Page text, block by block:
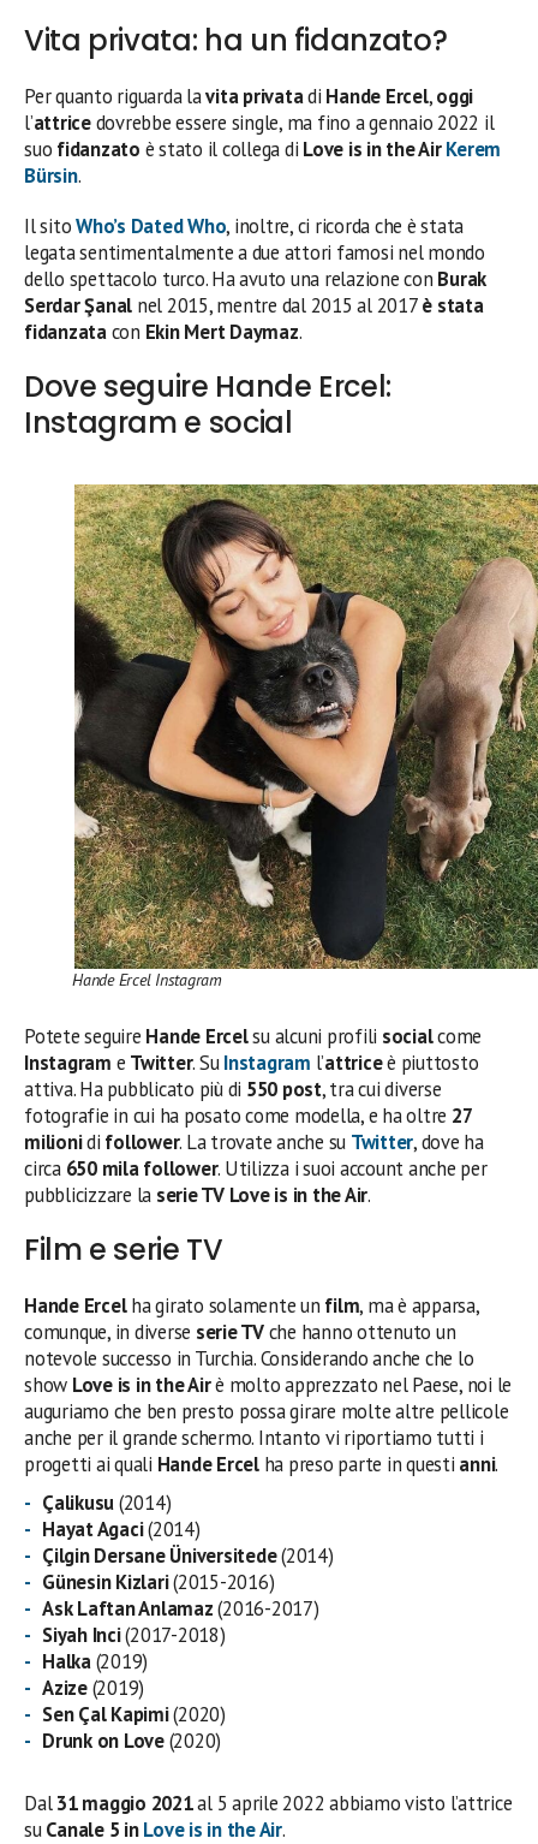
Vita privata: ha un fidanzato?
Per quanto riguarda lavita privatadi Hande Ercel,oggi
l’attricedovrebbe essere single, ma fino a gennaio 2022 il
suo fidanzato è stato il collega di Love is in the AirKerem
Bürsin.
Il sitoWho’s Dated Who, inoltre, ci ricorda che è stata
legata sentimentalmente a due attori famosi nel mondo
dello spettacolo turco. Ha avuto una relazione con Burak
Serdar Şanal nel 2015, mentre dal 2015 al 2017è stata
fidanzatacon Ekin Mert Daymaz.
Dove seguire Hande Ercel:
Instagram e social
Hande Ercel Instagram
Potete seguire Hande Ercelsu alcuni profili socialcome
Instagram e Twitter. SuInstagram l’attriceè piuttosto
attiva. Ha pubblicato più di 550 post, tra cui diverse
fotografie in cui ha posato come modella, e ha oltre 27
milionidi follower. La trovate anche su Twitter, dove ha
circa 650 mila follower. Utilizza i suoi account anche per
pubblicizzare la serie TV Love is in the Air.
Film e serie TV
Hande Ercelha girato solamente un film, ma è apparsa,
comunque, in diverse serie TVche hanno ottenuto un
notevole successo in Turchia. Considerando anche che lo
show Love is in the Airè molto apprezzato nel Paese, noi le
auguriamo che ben presto possa girare molte altre pellicole
anche per il grande schermo. Intanto vi riportiamo tutti i
progetti ai quali Hande Ercelha preso parte in questi anni.
Çalikusu(2014)
Hayat Agaci(2014)
Çilgin Dersane Üniversitede(2014)
Günesin Kizlari(2015-2016)
Ask Laftan Anlamaz(2016-2017)
Siyah Inci(2017-2018)
Halka(2019)
Azize(2019)
Sen Çal Kapimi(2020)
Drunk on Love(2020)
Dal31 maggio 2021al 5 aprile 2022 abbiamo visto l’attrice
suCanale 5 inLove is in the Air.